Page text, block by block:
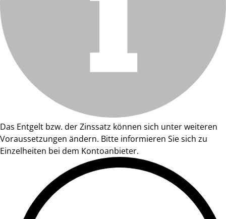
Das Entgelt bzw. der Zinssatz können sich unter weiteren
Voraussetzungen ändern. Bitte informieren Sie sich zu
Einzelheiten bei dem Kontoanbieter.